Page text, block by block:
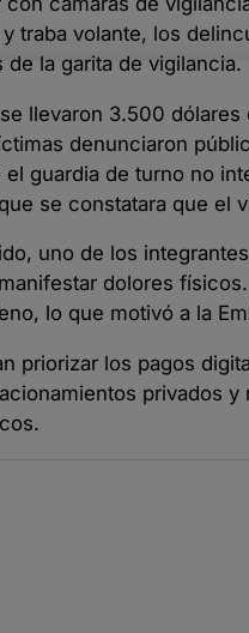
y traba volante, los
la garita de vigilancia.
llevaron 3.500
denunciaron
guardia de turno no
se constatara que el
uno de los
dolores
lo que motivó a la
priorizar los pagos
privados